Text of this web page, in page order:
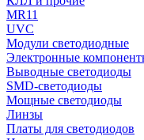
MR11
UVC
Модули светодиодные
Электронные
Выводные светодиоды
SMD-светодиоды
Мощные светодиоды
Линзы
Платы для светодиодов